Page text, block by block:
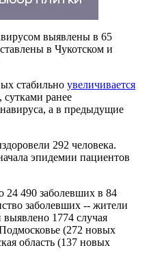
выявлены в 65
в Чукотском и
стабильно увеличивается
сутками ранее
а в предыдущие
292 человека.
эпидемии пациентов
24 490 заболевших в 84
заболевших -- жители
1774 случая
(272 новых
область (137 новых